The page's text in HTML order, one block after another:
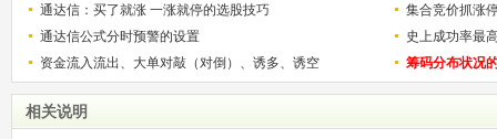
用
通达信：买了就涨 一涨就停的选股技巧
集合竞价抓涨
通达信公式分时预警的设置
史上成功率最
称选股法宝！
资金流入流出、大单对敲（对倒）、诱多、诱空 筹码分布状况
相关说明